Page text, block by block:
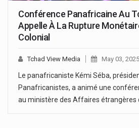
Conférence Panafricaine Au
Appelle À La Rupture
Colonial
Tchad View Media May 03, 2025
Le panafricaniste Kémi Séba,
Panafricanistes, a animé une
au ministère des Affaires étrangères